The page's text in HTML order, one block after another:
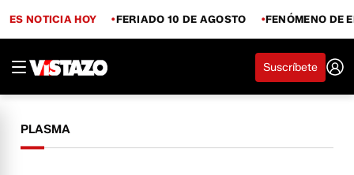
ES NOTICIA HOY FERIADO 10 DE AGOSTO FENÓMENO DE
Suscríbete
PLASMA